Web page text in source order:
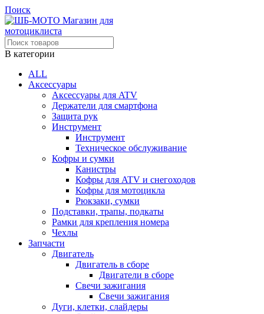
Поиск
В категории
ALL
Аксессуары
Аксессуары для ATV
Держатели для смартфона
Защита рук
Инструмент
Инструмент
Техническое обслуживание
Кофры и сумки
Канистры
Кофры для ATV и снегоходов
Кофры для мотоцикла
Рюкзаки, сумки
Подставки, трапы, подкаты
Рамки для крепления номера
Чехлы
Запчасти
Двигатель
Двигатель в сборе
Двигатели в сборе
Свечи зажигания
Свечи зажигания
Дуги, клетки, слайдеры